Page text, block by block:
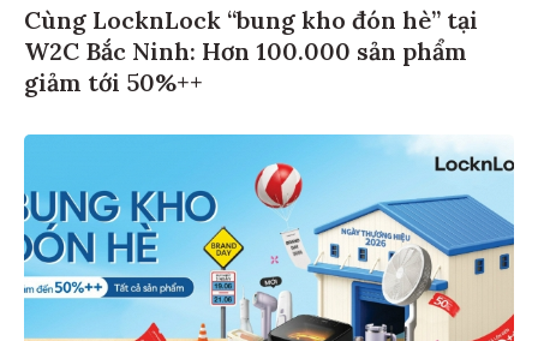
Cùng LocknLock “bung kho đón hè” tại
W2C Bắc Ninh: Hơn 100.000 sản phẩm
giảm tới 50%++